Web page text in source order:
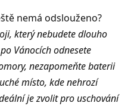
nemá odslouženo?
který nebudete dlouho
Vánocích odnesete
nezapomeňte baterii
místo, kde nehrozí
je zvolit pro uschování